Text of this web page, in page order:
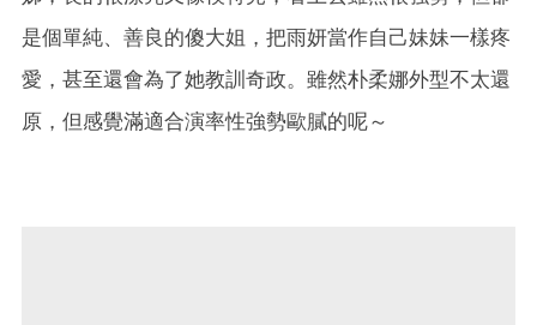
是個單純、善良的傻大姐，把雨妍當作自己妹妹一樣疼
愛，甚至還會為了她教訓奇政。雖然朴柔娜外型不太還
原，但感覺滿適合演率性強勢歐膩的呢～